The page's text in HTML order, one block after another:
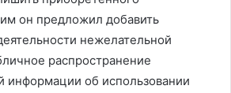
он предложил добавить
нежелательной
распространение
информации об использовании